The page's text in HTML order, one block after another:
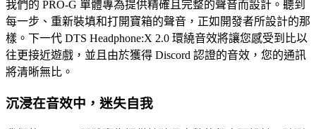
我們的 PRO-G 單體專為提供精確且完整的聲音而設計。聽到
每一步、重新裝填和打開寶箱的聲音，正如開發者所設計的那
樣。下一代 DTS Headphone:X 2.0 環繞音效將讓您感受到比以
往更接近遊戲，並且由於獲得 Discord 認證的音效，您的通訊
將清晰無比。
沉浸在音效中，迷失自我